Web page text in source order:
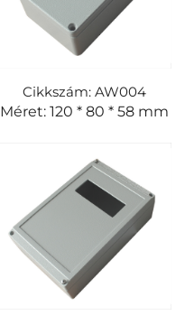
Cikkszám: AW004
Méret: 120 * 80 * 58 mm